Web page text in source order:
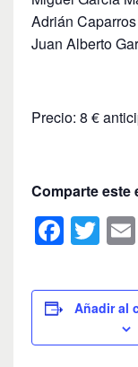
Adrián
Juan Alberto
Precio: 8 €
Comparte este
F
c
e
b
T
tt
er
Añadir al